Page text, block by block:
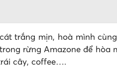
trắng mịn, hoà mình
rừng Amazone để hòa
cây, coffee….